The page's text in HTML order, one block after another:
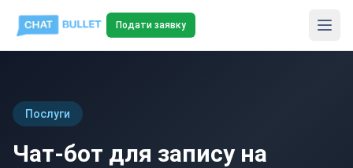
Подати заявку
Послуги
Чат-бот для запису на